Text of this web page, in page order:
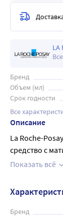
LA
Бренд
Объем (мл)
Срок годности
Все
Описание
La Roche-
средство с
эффектом,
мягко
Показать всё
Бренд